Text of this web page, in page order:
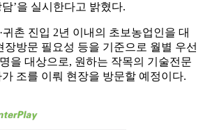
’을 실시한다고 밝혔다.
촌 진입 2년 이내의 초보농업인을 대
장방문 필요성 등을 기준으로 월별 우선
을 대상으로, 원하는 작목의 기술전문
조를 이뤄 현장을 방문할 예정이다.